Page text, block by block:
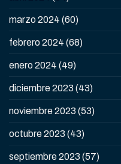
marzo 2024 (60)
febrero 2024 (68)
enero 2024 (49)
diciembre 2023 (43)
noviembre 2023 (53)
octubre 2023 (43)
septiembre 2023 (57)